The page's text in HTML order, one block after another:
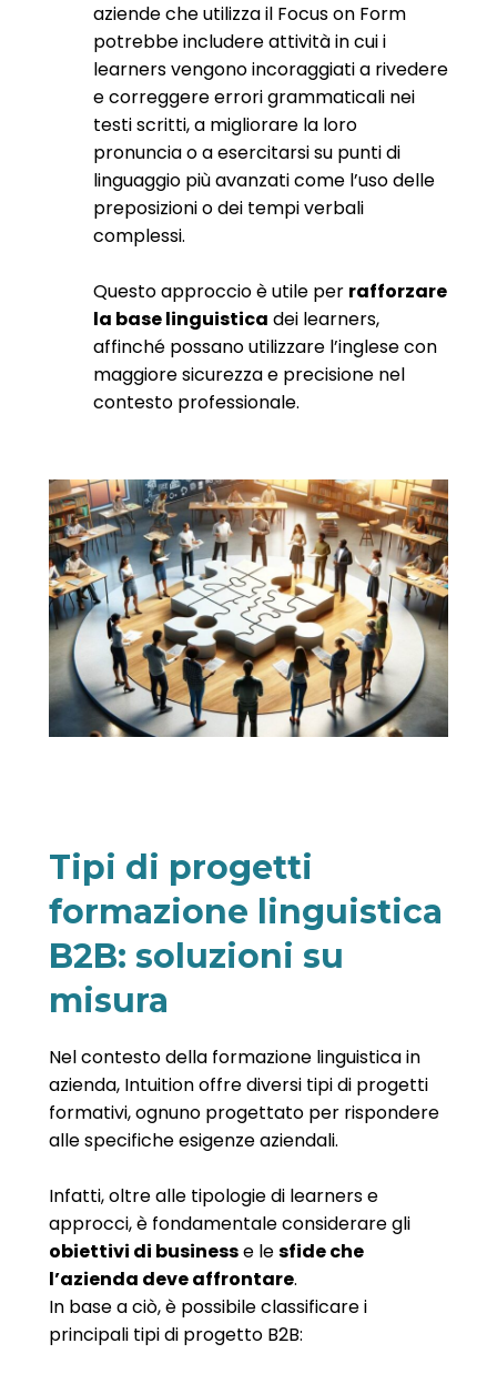
aziende che utilizza il Focus on Form
potrebbe includere attività in cui i
learners vengono incoraggiati a rivedere
e correggere errori grammaticali nei
testi scritti, a migliorare la loro
pronuncia o a esercitarsi su punti di
linguaggio più avanzati come l’uso delle
preposizioni o dei tempi verbali
complessi.
Questo approccio è utile per rafforzare
la base linguistica dei learners,
affinché possano utilizzare l’inglese con
maggiore sicurezza e precisione nel
contesto professionale.
Tipi di progetti
formazione linguistica
B2B: soluzioni su
misura
Nel contesto della formazione linguistica in
azienda, Intuition offre diversi tipi di progetti
formativi, ognuno progettato per rispondere
alle specifiche esigenze aziendali.
Infatti, oltre alle tipologie di learners e
approcci, è fondamentale considerare gli
obiettivi di businesse lesfide che
l’azienda deve affrontare.
In base a ciò, è possibile classificare i
principali tipi di progetto B2B: